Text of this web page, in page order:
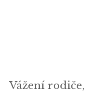
Vážení rodiče,